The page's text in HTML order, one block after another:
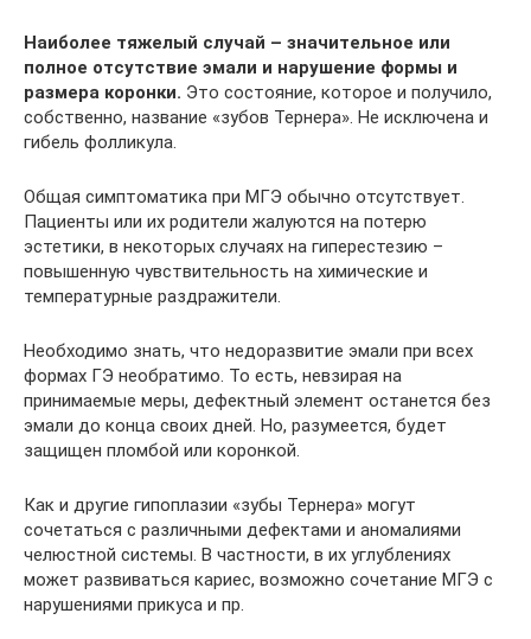
Наиболее тяжелый случай – значительное или
полное отсутствие эмали и нарушение формы и
размера коронки. Это состояние, которое и получило,
собственно, название «зубов Тернера». Не исключена и
гибель фолликула.
Общая симптоматика при МГЭ обычно отсутствует.
Пациенты или их родители жалуются на потерю
эстетики, в некоторых случаях на гиперестезию –
повышенную чувствительность на химические и
температурные раздражители.
Необходимо знать, что недоразвитие эмали при всех
формах ГЭ необратимо. То есть, невзирая на
принимаемые меры, дефектный элемент останется без
эмали до конца своих дней. Но, разумеется, будет
защищен пломбой или коронкой.
Как и другие гипоплазии «зубы Тернера» могут
сочетаться с различными дефектами и аномалиями
челюстной системы. В частности, в их углублениях
может развиваться кариес, возможно сочетание МГЭ с
нарушениями прикуса и пр.